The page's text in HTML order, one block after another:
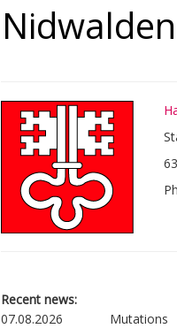
Nidwalden
Recent news:
07.08.2026
Mutations